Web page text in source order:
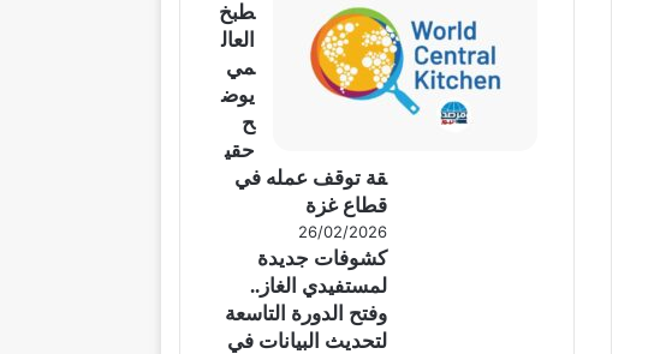
طبخ
العال
مي
يوض
ح
حقي
قة توقف عمله في
قطاع غزة
26/02/2026
كشوفات جديدة
لمستفيدي الغاز..
وفتح الدورة التاسعة
لتحديث البيانات في